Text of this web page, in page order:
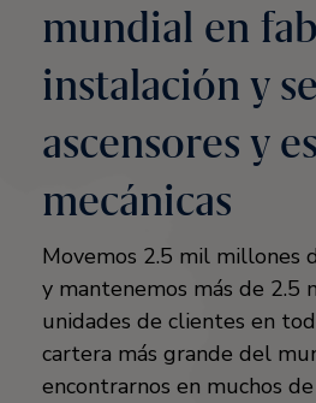
mundial en
instalación y
ascensores y
mecánicas
Movemos 2.5 mil millones
y mantenemos más de 2.5
unidades de clientes en
cartera más grande del
encontrarnos en muchos